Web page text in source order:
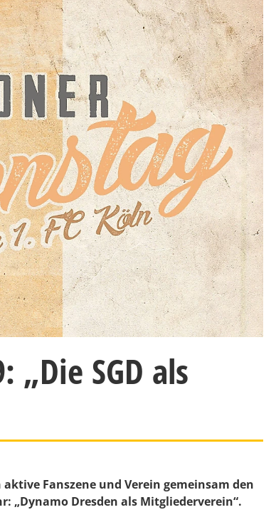
SGD als
Fanszene und Verein gemeinsam den
„Dynamo Dresden als Mitgliederverein“.